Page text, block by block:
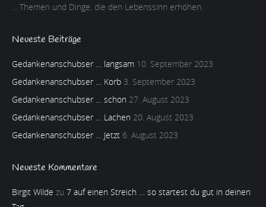
... Themen und Dinge, die den Lebenssinn erhöhen.
Neueste Beiträge
Gedankenanschubser … langsam 10. September 2023
Gedankenanschubser … Korb 3. September 2023
Gedankenanschubser … schon 27. August 2023
Gedankenanschubser … Lachen 20. August 2023
Gedankenanschubser … Jetzt 6. August 2023
Neueste Kommentare
Birgit Wilde zu 7 auf einen Streich … so startest du gut in deinen